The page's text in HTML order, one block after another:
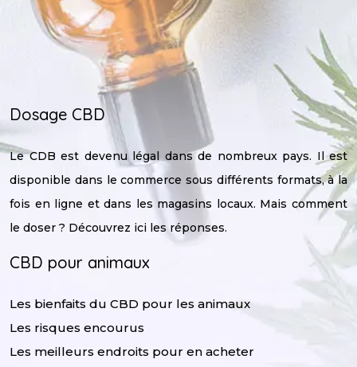
Dosage CBD
Le CDB est devenu légal dans de nombreux pays. Il est
disponible dans le commerce sous différents formats, à la
fois en ligne et dans les magasins locaux. Mais comment
le doser ? Découvrez ici les réponses.
CBD pour animaux
Les bienfaits du CBD pour les animaux
Les risques encourus
Les meilleurs endroits pour en acheter